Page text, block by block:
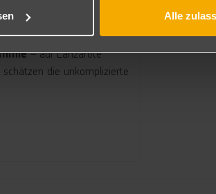
Alle
und Erholung.Ob
– auf Lanzarote
die unkomplizierte